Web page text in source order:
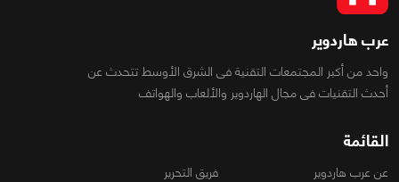
عرب هاردوير
واحد من أكبر المجتمعات التقنية فى الشرق الأوسط تتحدث عن
أحدث التقنيات فى مجال الهاردوير والألعاب والهواتف
القائمة
عن عرب هاردوير
فريق التحرير